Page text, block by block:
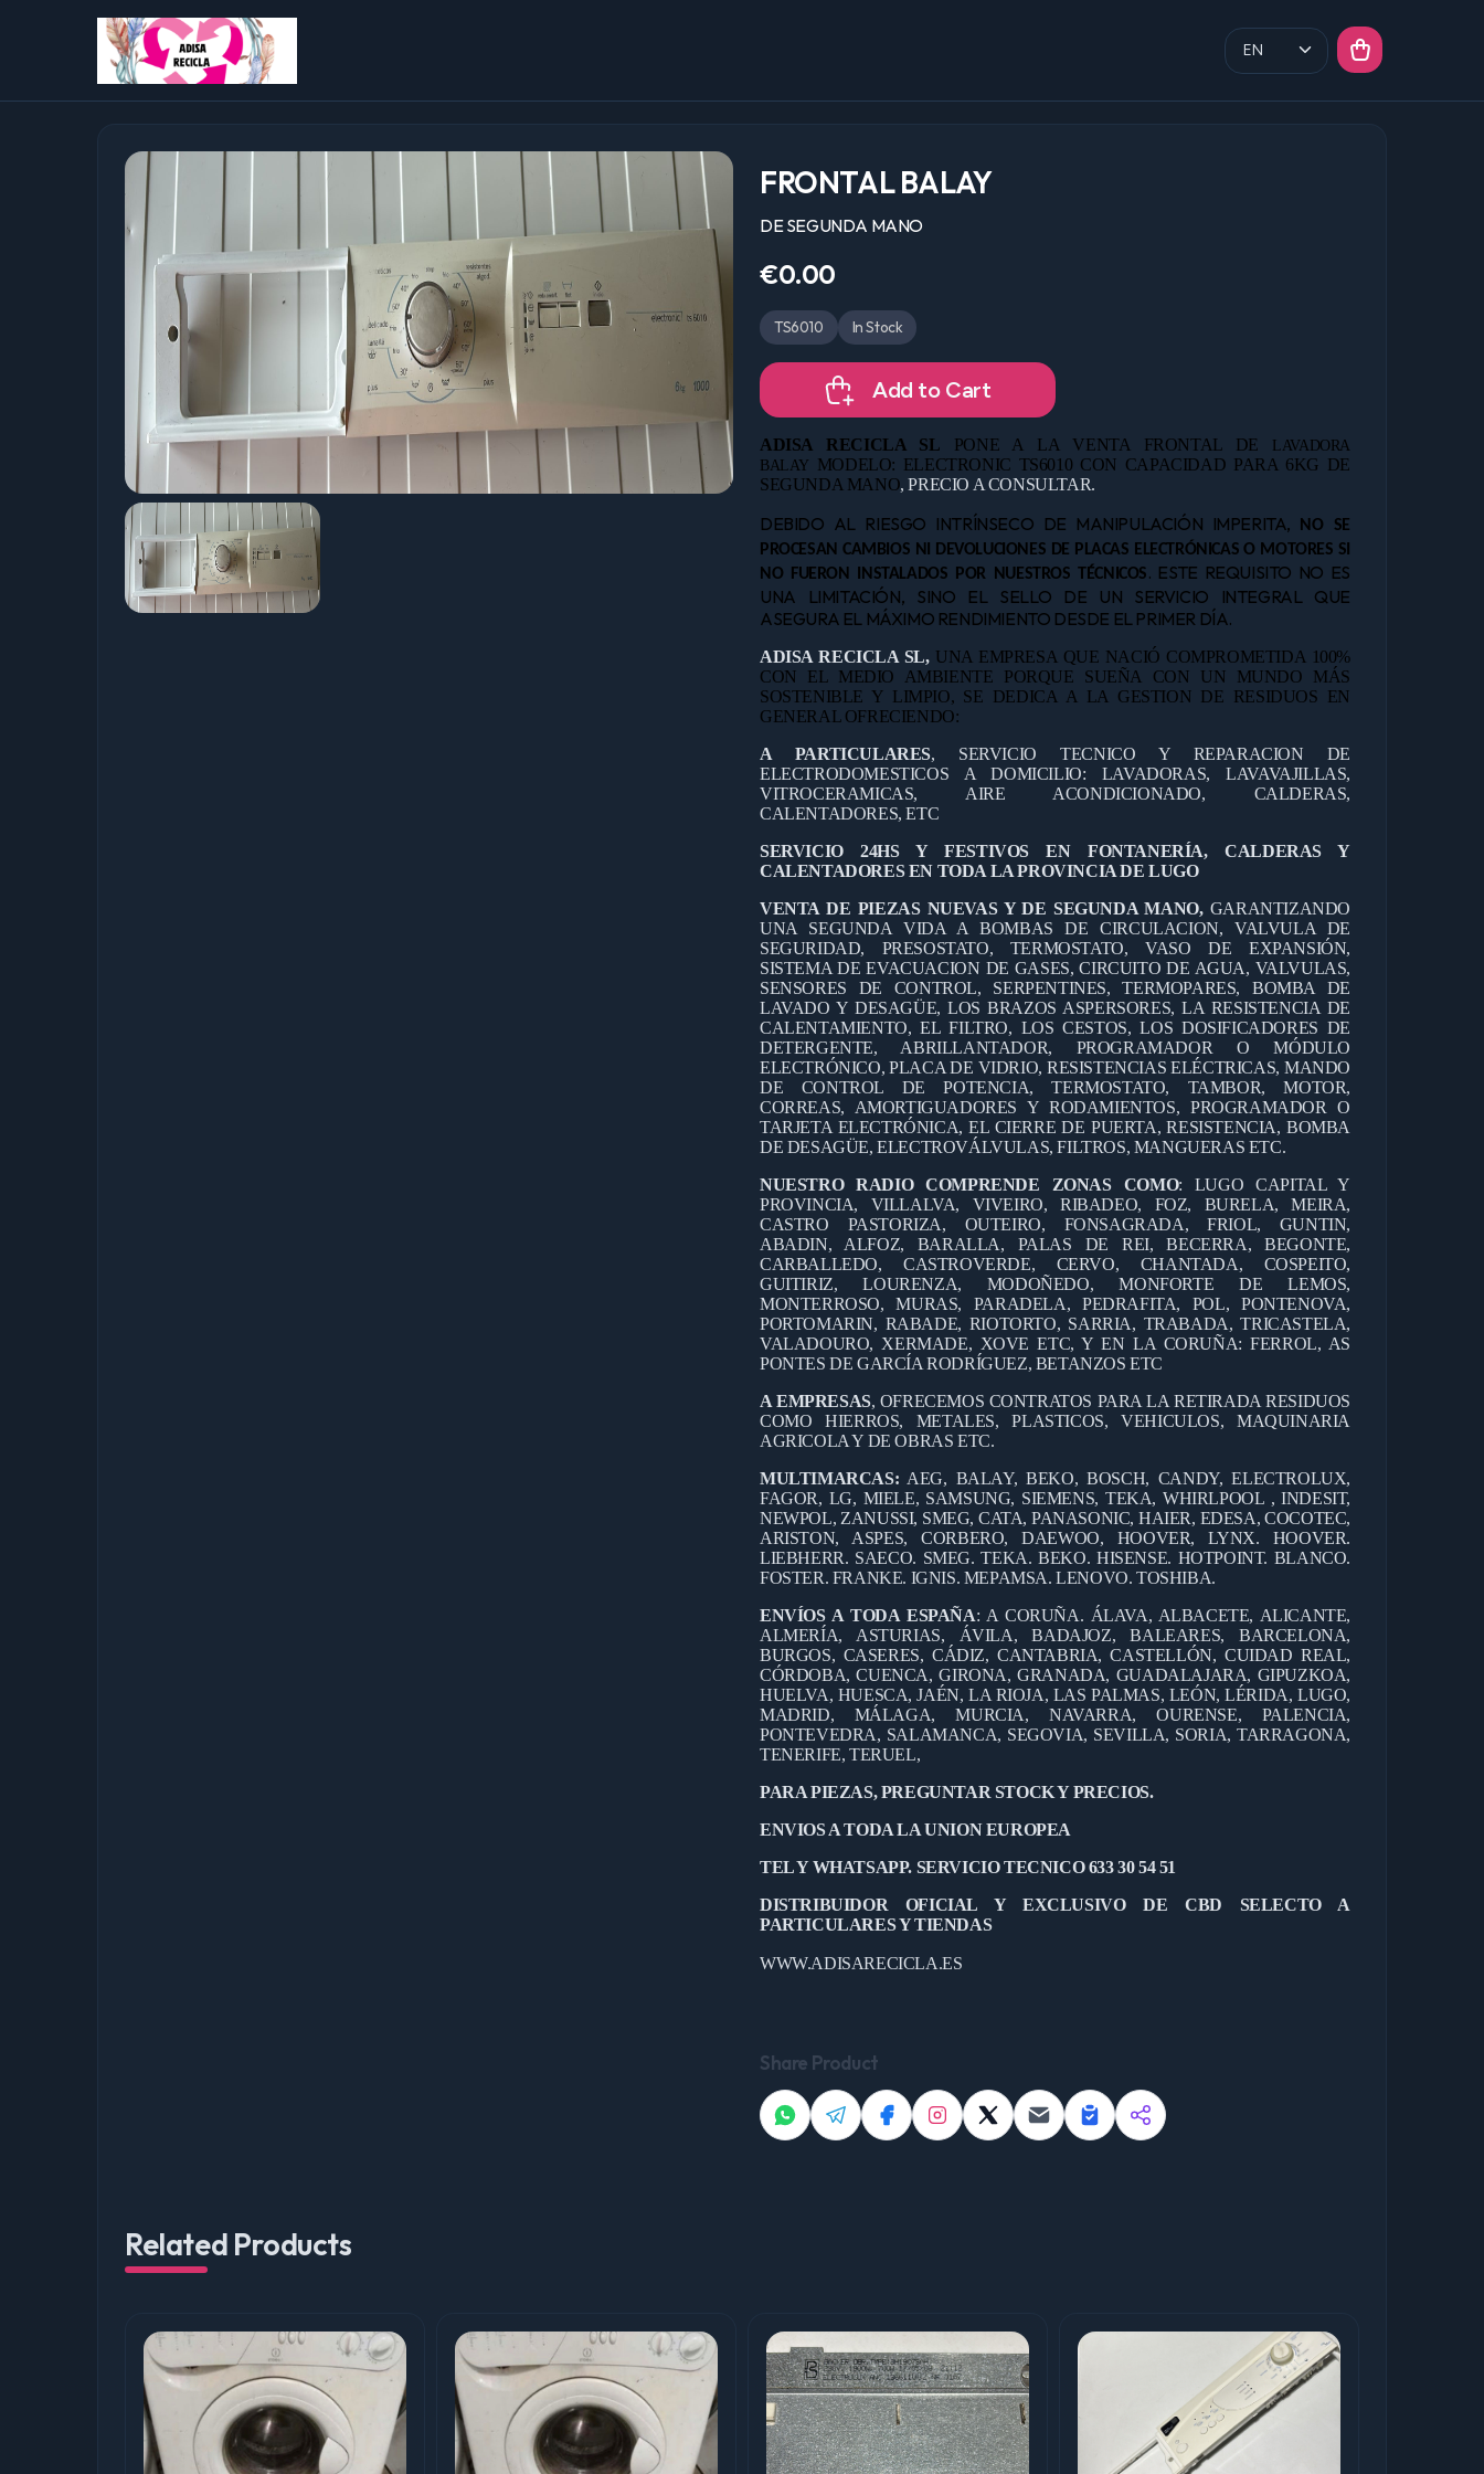
FRONTAL BALAY
DE SEGUNDA MANO
€0.00
TS6010 In Stock
Add to Cart
ADISA RECICLA SL PONE A LA VENTA FRONTAL DE
LAVADORA
BALAY MODELO: ELECTRONIC TS6010 CON CAPACIDAD PARA 6KG DE
SEGUNDA MANO, PRECIO A CONSULTAR.
DEBIDO AL RIESGO INTRÍNSECO DE MANIPULACIÓN IMPERITA,
NO SE
PROCESAN CAMBIOS NI DEVOLUCIONES DE PLACAS ELECTRÓNICAS O MOTORES SI
NO FUERON INSTALADOS POR NUESTROS TÉCNICOS. ESTE REQUISITO NO ES
UNA LIMITACIÓN, SINO EL SELLO DE UN SERVICIO INTEGRAL QUE
ASEGURA EL MÁXIMO RENDIMIENTO DESDE EL PRIMER DÍA.
ADISA RECICLA SL, UNA EMPRESA QUE NACIÓ COMPROMETIDA 100%
CON EL MEDIO AMBIENTE PORQUE SUEÑA CON UN MUNDO MÁS
SOSTENIBLE Y LIMPIO, SE DEDICA A LA GESTION DE RESIDUOS EN
GENERAL OFRECIENDO:
A PARTICULARES, SERVICIO TECNICO Y REPARACION DE
ELECTRODOMESTICOS A DOMICILIO: LAVADORAS, LAVAVAJILLAS,
VITROCERAMICAS, AIRE ACONDICIONADO, CALDERAS,
CALENTADORES, ETC
SERVICIO 24HS Y FESTIVOS EN FONTANERÍA, CALDERAS Y
CALENTADORES EN TODA LA PROVINCIA DE LUGO
VENTA DE PIEZAS NUEVAS Y DE SEGUNDA MANO,GARANTIZANDO
UNA SEGUNDA VIDA A BOMBAS DE CIRCULACION, VALVULA DE
SEGURIDAD, PRESOSTATO, TERMOSTATO, VASO DE EXPANSIÓN,
SISTEMA DE EVACUACION DE GASES, CIRCUITO DE AGUA, VALVULAS,
SENSORES DE CONTROL, SERPENTINES, TERMOPARES, BOMBA DE
LAVADO Y DESAGÜE, LOS BRAZOS ASPERSORES, LA RESISTENCIA DE
CALENTAMIENTO, EL FILTRO, LOS CESTOS, LOS DOSIFICADORES DE
DETERGENTE, ABRILLANTADOR, PROGRAMADOR O MÓDULO
ELECTRÓNICO, PLACA DE VIDRIO, RESISTENCIAS ELÉCTRICAS, MANDO
DE CONTROL DE POTENCIA, TERMOSTATO, TAMBOR, MOTOR,
CORREAS, AMORTIGUADORES Y RODAMIENTOS, PROGRAMADOR O
TARJETA ELECTRÓNICA, EL CIERRE DE PUERTA, RESISTENCIA, BOMBA
DE DESAGÜE, ELECTROVÁLVULAS, FILTROS, MANGUERAS ETC.
NUESTRO RADIO COMPRENDE ZONAS COMO: LUGO CAPITAL Y
PROVINCIA, VILLALVA, VIVEIRO, RIBADEO, FOZ, BURELA, MEIRA,
CASTRO PASTORIZA, OUTEIRO, FONSAGRADA, FRIOL, GUNTIN,
ABADIN, ALFOZ, BARALLA, PALAS DE REI, BECERRA, BEGONTE,
CARBALLEDO, CASTROVERDE, CERVO, CHANTADA, COSPEITO,
GUITIRIZ, LOURENZA, MODOÑEDO, MONFORTE DE LEMOS,
MONTERROSO, MURAS, PARADELA, PEDRAFITA, POL, PONTENOVA,
PORTOMARIN, RABADE, RIOTORTO, SARRIA, TRABADA, TRICASTELA,
VALADOURO, XERMADE, XOVE ETC, Y EN LA CORUÑA: FERROL, AS
PONTES DE GARCÍA RODRÍGUEZ, BETANZOS ETC
A EMPRESAS, OFRECEMOS CONTRATOS PARA LA RETIRADA RESIDUOS
COMO HIERROS, METALES, PLASTICOS, VEHICULOS, MAQUINARIA
AGRICOLA Y DE OBRAS ETC.
MULTIMARCAS: AEG, BALAY, BEKO, BOSCH, CANDY, ELECTROLUX,
FAGOR, LG, MIELE, SAMSUNG, SIEMENS, TEKA, WHIRLPOOL , INDESIT,
NEWPOL, ZANUSSI, SMEG, CATA, PANASONIC, HAIER, EDESA, COCOTEC,
ARISTON, ASPES, CORBERO, DAEWOO, HOOVER, LYNX. HOOVER.
LIEBHERR. SAECO. SMEG. TEKA. BEKO. HISENSE. HOTPOINT. BLANCO.
FOSTER. FRANKE. IGNIS. MEPAMSA. LENOVO. TOSHIBA.
ENVÍOS A TODA ESPAÑA: A CORUÑA. ÁLAVA, ALBACETE, ALICANTE,
ALMERÍA, ASTURIAS, ÁVILA, BADAJOZ, BALEARES, BARCELONA,
BURGOS, CASERES, CÁDIZ, CANTABRIA, CASTELLÓN, CUIDAD REAL,
CÓRDOBA, CUENCA, GIRONA, GRANADA, GUADALAJARA, GIPUZKOA,
HUELVA, HUESCA, JAÉN, LA RIOJA, LAS PALMAS, LEÓN, LÉRIDA, LUGO,
MADRID, MÁLAGA, MURCIA, NAVARRA, OURENSE, PALENCIA,
PONTEVEDRA, SALAMANCA, SEGOVIA, SEVILLA, SORIA, TARRAGONA,
TENERIFE, TERUEL,
PARA PIEZAS, PREGUNTAR STOCK Y PRECIOS.
ENVIOS A TODA LA UNION EUROPEA
TEL Y WHATSAPP. SERVICIO TECNICO 633 30 54 51
DISTRIBUIDOR OFICIAL Y EXCLUSIVO DE CBD SELECTO A
PARTICULARES Y TIENDAS
WWW.ADISARECICLA.ES
Share Product
Related Products